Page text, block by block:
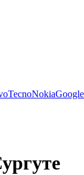
TecnoNokiaGoogle